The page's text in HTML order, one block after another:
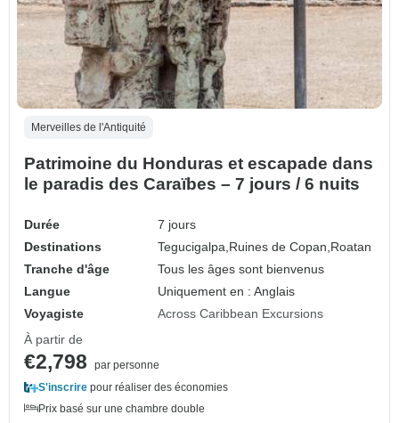
Merveilles de l'Antiquité
Patrimoine du Honduras et escapade dans
le paradis des Caraïbes – 7 jours / 6 nuits
Durée
7 jours
Destinations
Tegucigalpa, Ruines de Copan, Roatan
Tranche d'âge
Tous les âges sont bienvenus
Langue
Uniquement en : Anglais
Voyagiste
Across Caribbean Excursions
À partir de
€2,798
par personne
S'inscrire pour réaliser des économies
Prix basé sur une chambre double